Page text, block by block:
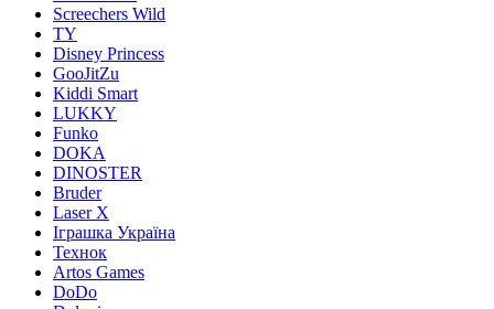
Screechers Wild
TY
Disney Princess
GooJitZu
Kiddi Smart
LUKKY
Funko
DOKA
DINOSTER
Bruder
Laser X
Іграшка Україна
Технок
Artos Games
DoDo